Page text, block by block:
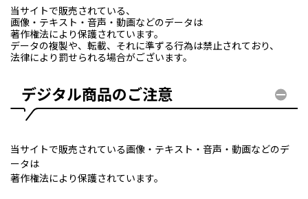
当サイトで販売されている、
画像・テキスト・音声・動画などのデータは
著作権法により保護されています。
データの複製や、転載、それに準ずる行為は禁止されており、
法律により罰せられる場合がございます。
デジタル商品のご注意
当サイトで販売されている画像・テキスト・音声・動画などのデ
ータは
著作権法により保護されています。